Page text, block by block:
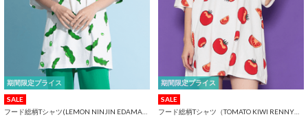
期間限定プライス
SALE
フード総柄Tシャツ(LEMON NINJIN EDAMAME)
期間限定プライス
SALE
フード総柄Tシャツ（TOMATO KIWI RENNYU）